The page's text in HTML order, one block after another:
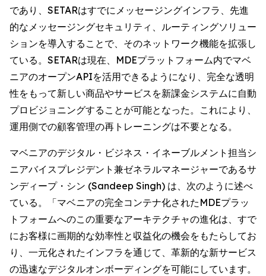
であり、SETARはすでにメッセージングインフラ、先進
的なメッセージングセキュリティ、ルーティングソリュー
ションを導入することで、そのネットワーク機能を拡張し
ている。SETARは現在、MDEプラットフォーム内でマベ
ニアのオープンAPIを活用できるようになり、完全な透明
性をもって新しい商品やサービスを新課金システムに自動
プロビジョニングすることが可能となった。これにより、
運用側での顧客管理の再トレーニングは不要となる。
マベニアのデジタル・ビジネス・イネーブルメント担当シ
ニアバイスプレジデント兼ゼネラルマネージャーであるサ
ンディープ・シン (Sandeep Singh) は、次のように述べ
ている。「マベニアの完全コンテナ化されたMDEプラッ
トフォームへのこの重要なアーキテクチャの進化は、すで
にお客様に画期的な効率性と収益化の機会をもたらしてお
り、一元化されたインフラを通じて、革新的な新サービス
の迅速なデジタルオンボーディングを可能にしています。